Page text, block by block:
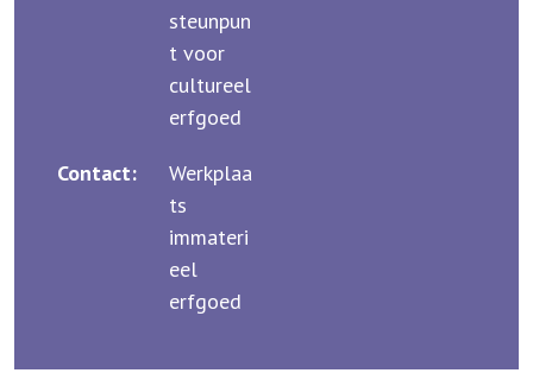
steunpun
t voor
cultureel
erfgoed
Contact:
Werkplaa
ts
immateri
eel
erfgoed